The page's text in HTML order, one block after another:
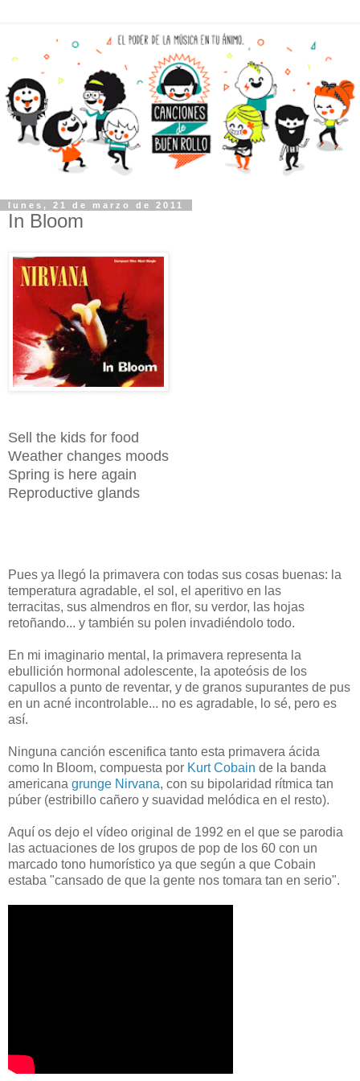
lunes, 21 de marzo de 2011
In Bloom
Sell the kids for food
Weather changes moods
Spring is here again
Reproductive glands
Pues ya llegó la primavera con todas sus cosas buenas: la
temperatura agradable, el sol, el aperitivo en las
terracitas, sus almendros en flor, su verdor, las hojas
retoñando... y también su polen invadiéndolo todo.
En mi imaginario mental, la primavera representa la
ebullición hormonal adolescente, la apoteósis de los
capullos a punto de reventar, y de granos supurantes de pus
en un acné incontrolable... no es agradable, lo sé, pero es
así.
Ninguna canción escenifica tanto esta primavera ácida
como In Bloom, compuesta por Kurt Cobain de la banda
americana grunge Nirvana, con su bipolaridad rítmica tan
púber (estribillo cañero y suavidad melódica en el resto).
Aquí os dejo el vídeo original de 1992 en el que se parodia
las actuaciones de los grupos de pop de los 60 con un
marcado tono humorístico ya que según a que Cobain
estaba "cansado de que la gente nos tomara tan en serio".